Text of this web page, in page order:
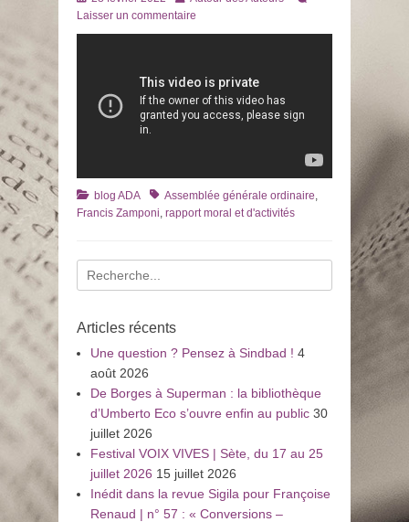
le
Laisser un commentaire
Catégories
blog ADA TagsAssemblée générale ordinaire
Francis Zamponi rapport moral et d'activités
Recherche
pour
Articles récents
Une question ? Pensez à Sindbad ! 4
août 2026
De Borges à Superman : la bibliothèque
d’Umberto Eco s’ouvre enfin au public 30
juillet 2026
Festival VOIX VIVES | Sète, du 17 au 25
juillet 2026 15 juillet 2026
Inédit dans la revue Sigila pour Françoise
Renaud | n° 57 : « Conversions –